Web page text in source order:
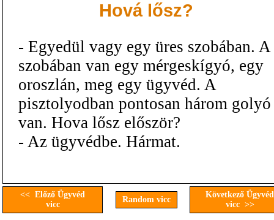
Hová lősz?
- Egyedül vagy egy üres szobában. A
szobában van egy mérgeskígyó, egy
oroszlán, meg egy ügyvéd. A
pisztolyodban pontosan három golyó
van. Hova lősz először?
- Az ügyvédbe. Hármat.
<< Előző Ügyvéd
vicc
Random vicc
Következő Ügyvéd
vicc >>